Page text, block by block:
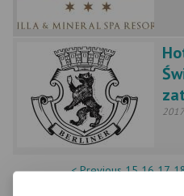
< Previous 15 16 17